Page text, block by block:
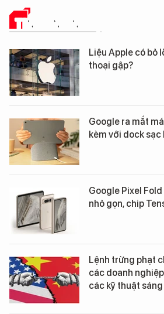
TIN CÔNG NGHỆ
Liệu Apple có bỏ
thoại gập?
Google ra mắt
kèm với dock
Google Pixel
nhỏ gọn, chip
Lệnh trừng phạt
các doanh
các kỹ thuật